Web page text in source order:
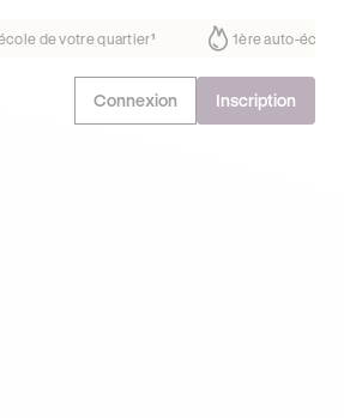
30% moins chère que l’auto-école de votre
Connexion Inscription